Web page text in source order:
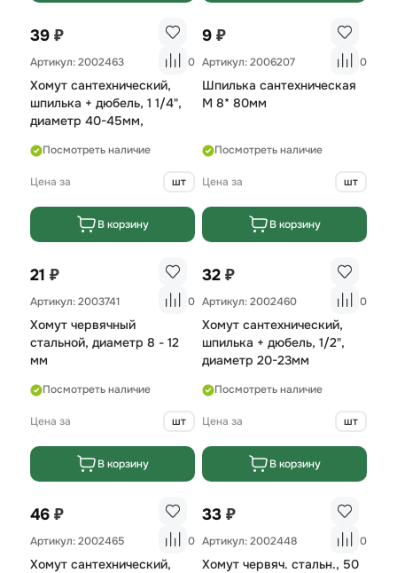
39 ₽
Артикул: 2002463 0
Хомут сантехнический,
шпилька + дюбель, 1 1/4",
диаметр 40-45мм,
Посмотреть наличие
Цена за шт
В корзину
9 ₽
Артикул: 2006207 0
Шпилька сантехническая
М 8* 80мм
Посмотреть наличие
Цена за шт
В корзину
21 ₽
Артикул: 2003741 0
Хомут червячный
стальной, диаметр 8 - 12
мм
Посмотреть наличие
Цена за шт
В корзину
32 ₽
Артикул: 2002460 0
Хомут сантехнический,
шпилька + дюбель, 1/2",
диаметр 20-23мм
Посмотреть наличие
Цена за шт
В корзину
46 ₽
Артикул: 2002465 0
Хомут сантехнический,
33 ₽
Артикул: 2002448 0
Хомут червяч. стальн., 50